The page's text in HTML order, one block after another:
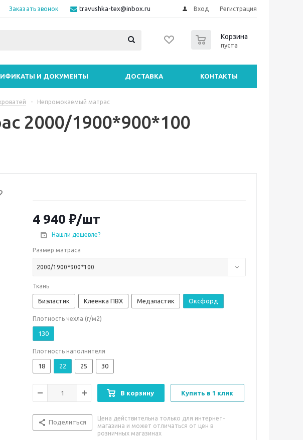
Заказать звонок travushka-tex@inbox.ru Вход Регистрация
Корзина
пуста
И ДОКУМЕНТЫ ДОСТАВКА КОНТАКТЫ
- Непромокаемый матрас
2000/1900*900*100
4 940 ₽/шт
Нашли дешевле?
Размер матраса
2000/1900*900*100
Ткань
Биэластик Клеенка ПВХ Медэластик Оксфорд
Плотность чехла (г/м2)
130
Плотность наполнителя
18 22 25 30
В корзину Купить в 1 клик
Поделиться
Цена действительна только для интернет-
магазина и может отличаться от цен в
розничных магазинах